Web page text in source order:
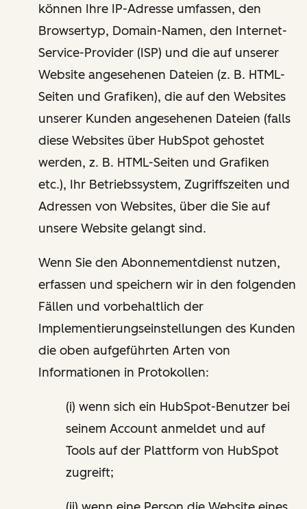
können Ihre IP-Adresse umfassen, den
Browsertyp, Domain-Namen, den Internet-
Service-Provider (ISP) und die auf unserer
Website angesehenen Dateien (z. B. HTML-
Seiten und Grafiken), die auf den Websites
unserer Kunden angesehenen Dateien (falls
diese Websites über HubSpot gehostet
werden, z. B. HTML-Seiten und Grafiken
etc.), Ihr Betriebssystem, Zugriffszeiten und
Adressen von Websites, über die Sie auf
unsere Website gelangt sind.
Wenn Sie den Abonnementdienst nutzen,
erfassen und speichern wir in den folgenden
Fällen und vorbehaltlich der
Implementierungseinstellungen des Kunden
die oben aufgeführten Arten von
Informationen in Protokollen:
(i) wenn sich ein HubSpot-Benutzer bei
seinem Account anmeldet und auf
Tools auf der Plattform von HubSpot
zugreift;